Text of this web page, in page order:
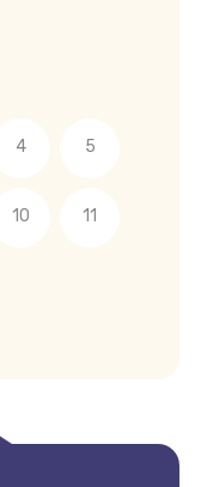
4 5
10 11